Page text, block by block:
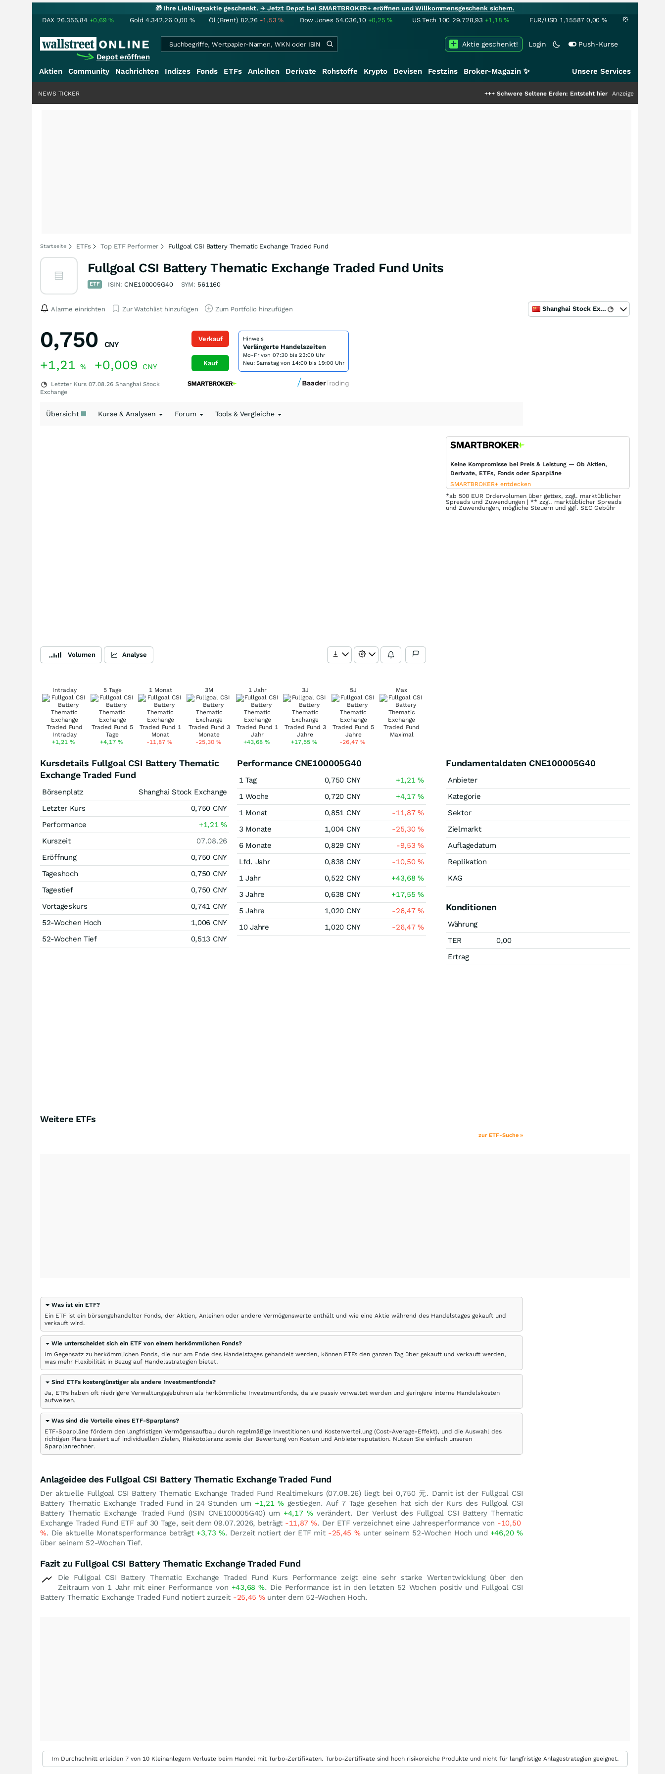
🎁 Ihre Lieblingsaktie geschenkt.→ Jetzt Depot bei SMARTBROKER+ eröffnen und Willkommensgeschenk sichern.
DAX 26.355,84 +0,69% Gold 4.342,26 0,00 % Öl (Brent) 82,26 -1,53% Dow Jones 54.036,10 +0,25% US Tech 100 29.728,93 +1,18% EUR/USD 1,15587 0,00 %
Depot eröffnen
Login Push-Kurse
Aktie geschenkt!
Aktien Community Nachrichten Indizes Fonds ETFs Anleihen Derivate Rohstoffe Krypto Devisen Festzins Broker-Magazin ✨ Unsere Services
Schwere Seltene Erden: Entsteht hier die nächste Milliardenstory?
Anzeige
NEWS TICKER
Startseite ETFs Top ETF Performer Fullgoal CSI Battery Thematic Exchange Traded Fund
Fullgoal CSI Battery Thematic Exchange Traded Fund Units
ETF ISIN: CNE100005G40 SYM: 561160
Alarme einrichten Zur Watchlist hinzufügen Zum Portfolio hinzufügen Shanghai Stock Exchange
0,750 CNY
+1,21 % +0,009 CNY
Letzter Kurs 07.08.26 Shanghai Stock
Exchange
Verkauf
Kauf
Hinweis
Verlängerte Handelszeiten
Mo-Fr von 07:30 bis 23:00 Uhr
Neu: Samstag von 14:00 bis 19:00 Uhr
Übersicht Kurse & Analysen Forum Tools & Vergleiche
Volumen Analyse
Intraday
+1,21%
5 Tage
+4,17%
1 Monat
-11,87%
3M
-25,30 %
1 Jahr
+43,68 %
3J
+17,55%
5J
-26,47%
Max
Keine Kompromisse bei Preis & Leistung — Ob Aktien,
Derivate, ETFs, Fonds oder Sparpläne
SMARTBROKER+ entdecken
*ab 500 EUR Ordervolumen über gettex, zzgl. marktüblicher
Spreads und Zuwendungen | ** zzgl. marktüblicher Spreads
und Zuwendungen, mögliche Steuern und ggf. SEC Gebühr
Kursdetails Fullgoal CSI Battery Thematic
Exchange Traded Fund
Börsenplatz
Shanghai Stock Exchange
Letzter Kurs
0,750 CNY
Performance
+1,21%
Kurszeit
07.08.26
Eröffnung
0,750 CNY
Tageshoch
0,750 CNY
Tagestief
0,750 CNY
Vortageskurs
0,741 CNY
52-Wochen Hoch
1,006 CNY
52-Wochen Tief
0,513 CNY
Performance CNE100005G40
1 Tag 0,750 CNY +1,21%
1 Woche
0,720 CNY +4,17%
1 Monat
0,851 CNY -11,87%
3 Monate
1,004 CNY -25,30%
6 Monate
0,829 CNY -9,53%
Lfd. Jahr
0,838 CNY -10,50%
1 Jahr
0,522 CNY +43,68%
3 Jahre
0,638 CNY +17,55%
5 Jahre
1,020 CNY -26,47%
10 Jahre
1,020 CNY -26,47%
Fundamentaldaten CNE100005G40
Anbieter
Kategorie
Sektor
Zielmarkt
Auflagedatum
Replikation
KAG
Konditionen
Währung
TER
0,00
Ertrag
Weitere ETFs
zur ETF-Suche »
Was ist ein ETF?
Ein ETF ist ein börsengehandelter Fonds, der Aktien, Anleihen oder andere Vermögenswerte enthält und wie eine Aktie während des Handelstages gekauft und
verkauft wird.
Wie unterscheidet sich ein ETF von einem herkömmlichen Fonds?
Im Gegensatz zu herkömmlichen Fonds, die nur am Ende des Handelstages gehandelt werden, können ETFs den ganzen Tag über gekauft und verkauft werden,
was mehr Flexibilität in Bezug auf Handelsstrategien bietet.
Sind ETFs kostengünstiger als andere Investmentfonds?
Ja, ETFs haben oft niedrigere Verwaltungsgebühren als herkömmliche Investmentfonds, da sie passiv verwaltet werden und geringere interne Handelskosten
aufweisen.
Was sind die Vorteile eines ETF-Sparplans?
ETF-Sparpläne fördern den langfristigen Vermögensaufbau durch regelmäßige Investitionen und Kostenverteilung (Cost-Average-Effekt), und die Auswahl des
richtigen Plans basiert auf individuellen Zielen, Risikotoleranz sowie der Bewertung von Kosten und Anbieterreputation. Nutzen Sie einfach unseren
Sparplanrechner.
Anlageidee des Fullgoal CSI Battery Thematic Exchange Traded Fund
Der aktuelle Fullgoal CSI Battery Thematic Exchange Traded Fund Realtimekurs (07.08.26) liegt bei 0,750 元. Damit ist der Fullgoal CSI
Battery Thematic Exchange Traded Fund in 24 Stunden um +1,21%gestiegen. Auf 7 Tage gesehen hat sich der Kurs des Fullgoal CSI
Battery Thematic Exchange Traded Fund (ISIN CNE100005G40) um +4,17%verändert. Der Verlust des Fullgoal CSI Battery Thematic
Exchange Traded Fund ETF auf 30 Tage, seit dem 09.07.2026, beträgt -11,87%. Der ETF verzeichnet eine Jahresperformance von -10,50
%. Die aktuelle Monatsperformance beträgt +3,73 %. Derzeit notiert der ETF mit -25,45 %unter seinem 52-Wochen Hoch und +46,20%
über seinem 52-Wochen Tief.
Fazit zu Fullgoal CSI Battery Thematic Exchange Traded Fund
Die Fullgoal CSI Battery Thematic Exchange Traded Fund Kurs Performance zeigt eine sehr starke Wertentwicklung über den
Zeitraum von 1 Jahr mit einer Performance von +43,68%. Die Performance ist in den letzten 52 Wochen positiv und Fullgoal CSI
Battery Thematic Exchange Traded Fund notiert zurzeit -25,45 %unter dem 52-Wochen Hoch.
Im Durchschnitt erleiden 7 von 10 Kleinanlegern Verluste beim Handel mit Turbo-Zertifikaten. Turbo-Zertifikate sind hoch risikoreiche Produkte und nicht für langfristige Anlagestrategien geeignet.